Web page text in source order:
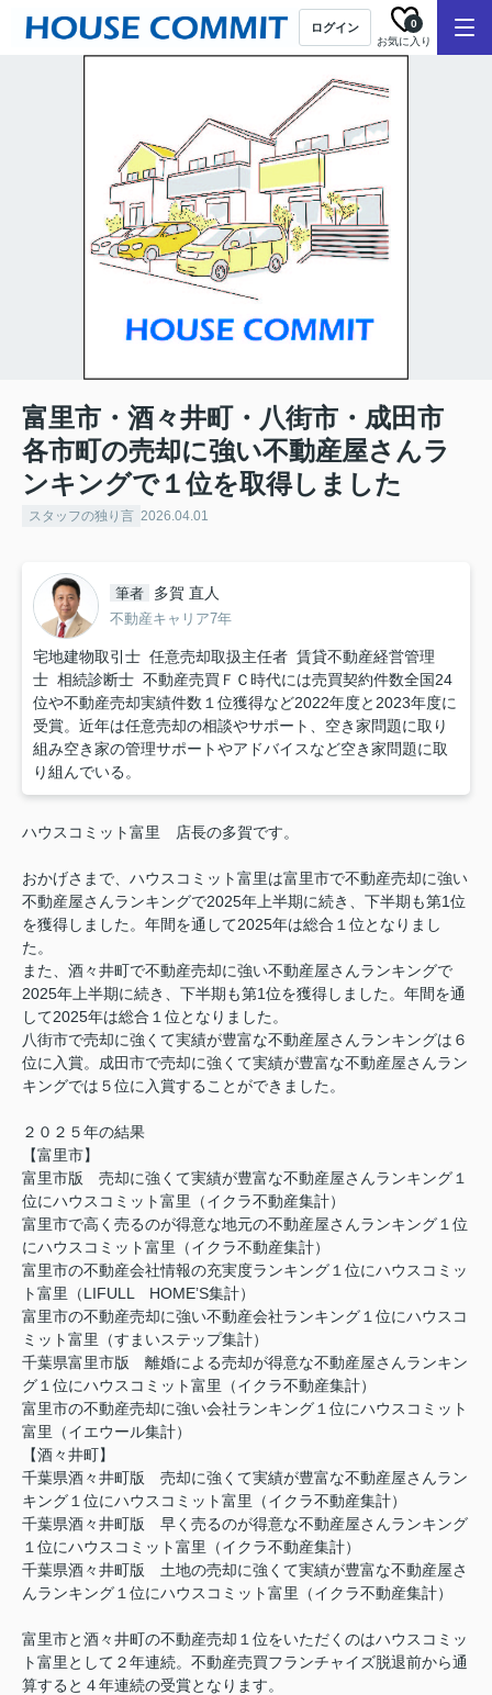
ログイン
お気に入り
0
富里市・酒々井町・八街市・成田市
各市町の売却に強い不動産屋さんラ
ンキングで１位を取得しました
スタッフの独り言 2026.04.01
筆者 多賀 直人
不動産キャリア7年
宅地建物取引士 任意売却取扱主任者 賃貸不動産経営管理
士 相続診断士 不動産売買ＦＣ時代には売買契約件数全国24
位や不動産売却実績件数１位獲得など2022年度と2023年度に
受賞。近年は任意売却の相談やサポート、空き家問題に取り
組み空き家の管理サポートやアドバイスなど空き家問題に取
り組んでいる。
ハウスコミット富里 店長の多賀です。
おかげさまで、ハウスコミット富里は富里市で不動産売却に強い
不動産屋さんランキングで2025年上半期に続き、下半期も第1位
を獲得しました。年間を通して2025年は総合１位となりまし
た。
また、酒々井町で不動産売却に強い不動産屋さんランキングで
2025年上半期に続き、下半期も第1位を獲得しました。年間を通
して2025年は総合１位となりました。
八街市で売却に強くて実績が豊富な不動産屋さんランキングは６
位に入賞。成田市で売却に強くて実績が豊富な不動産屋さんラン
キングでは５位に入賞することができました。
２０２５年の結果
【富里市】
富里市版 売却に強くて実績が豊富な不動産屋さんランキング１
位にハウスコミット富里（イクラ不動産集計）
富里市で高く売るのが得意な地元の不動産屋さんランキング１位
にハウスコミット富里（イクラ不動産集計）
富里市の不動産会社情報の充実度ランキング１位にハウスコミッ
ト富里（LIFULL HOME’S集計）
富里市の不動産売却に強い不動産会社ランキング１位にハウスコ
ミット富里（すまいステップ集計）
千葉県富里市版 離婚による売却が得意な不動産屋さんランキン
グ１位にハウスコミット富里（イクラ不動産集計）
富里市の不動産売却に強い会社ランキング １位にハウスコミット
富里（イエウール集計）
【酒々井町】
千葉県酒々井町版 売却に強くて実績が豊富な不動産屋さんラン
キング１位にハウスコミット富里（イクラ不動産集計）
千葉県酒々井町版 早く売るのが得意な不動産屋さんランキング
１位にハウスコミット富里（イクラ不動産集計）
千葉県酒々井町版 土地の売却に強くて実績が豊富な不動産屋さ
んランキング１位にハウスコミット富里（イクラ不動産集計）
富里市と酒々井町の不動産売却１位をいただくのはハウスコミッ
ト富里として２年連続。不動産売買フランチャイズ脱退前から通
算すると４年連続の受賞となります。